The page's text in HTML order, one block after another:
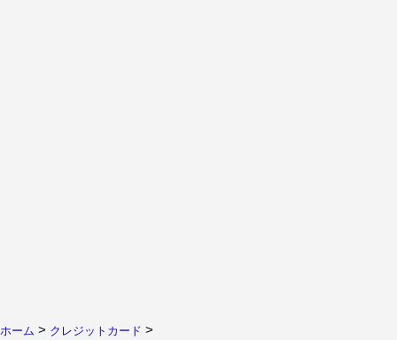
ホーム > クレジットカード >